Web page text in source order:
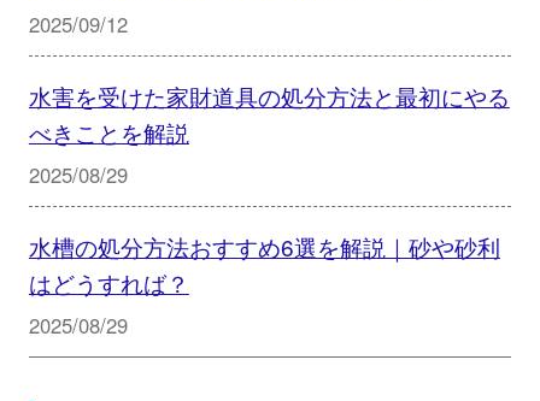
2025/09/12
水害を受けた家財道具の処分方法と最初にやる
べきことを解説
2025/08/29
水槽の処分方法おすすめ6選を解説｜砂や砂利
はどうすれば？
2025/08/29